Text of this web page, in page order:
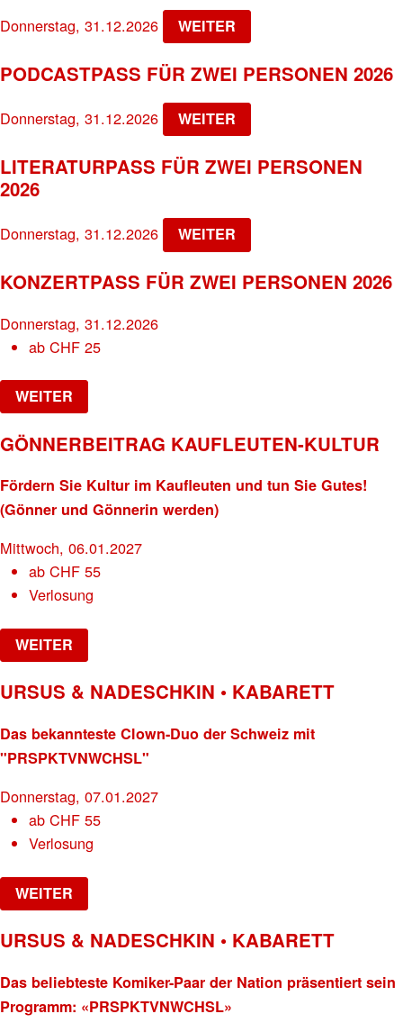
Donnerstag, 31.12.2026 WEITER
PODCASTPASS FÜR ZWEI PERSONEN 2026
Donnerstag, 31.12.2026 WEITER
LITERATURPASS FÜR ZWEI PERSONEN
2026
Donnerstag, 31.12.2026 WEITER
KONZERTPASS FÜR ZWEI PERSONEN 2026
Donnerstag, 31.12.2026
abCHF 25
WEITER
GÖNNERBEITRAG KAUFLEUTEN-KULTUR
Fördern Sie Kultur im Kaufleuten und tun Sie Gutes!
(Gönner und Gönnerin werden)
Mittwoch, 06.01.2027
abCHF 55
Verlosung
WEITER
URSUS & NADESCHKIN • KABARETT
Das bekannteste Clown-Duo der Schweiz mit
"PRSPKTVNWCHSL"
Donnerstag, 07.01.2027
abCHF 55
Verlosung
WEITER
URSUS & NADESCHKIN • KABARETT
Das beliebteste Komiker-Paar der Nation präsentiert sein
Programm: «PRSPKTVNWCHSL»